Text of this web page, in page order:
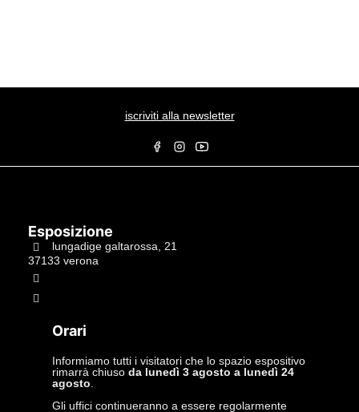
iscriviti alla newsletter
Esposizione
lungadige galtarossa, 21
37133 verona
Orari
Informiamo tutti i visitatori che lo spazio espositivo
rimarrà chiuso da lunedì 3 agosto a lunedì 24
agosto
Gli uffici continueranno a essere regolarmente